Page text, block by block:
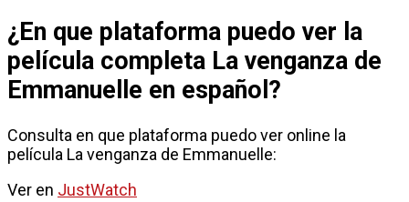
¿En que plataforma puedo ver la
película completa La venganza de
Emmanuelle en español?
Consulta en que plataforma puedo ver online la
película La venganza de Emmanuelle:
Ver en JustWatch